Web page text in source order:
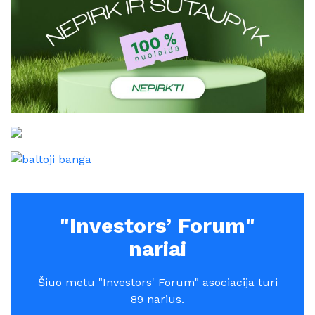
"Investors’ Forum"
nariai
Šiuo metu "Investors' Forum" asociacija turi
89 narius.